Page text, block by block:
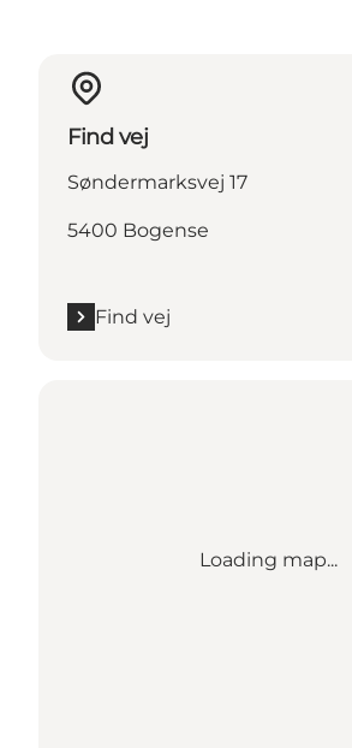
Find vej
Søndermarksvej 17
5400 Bogense
Find vej
Loading map...